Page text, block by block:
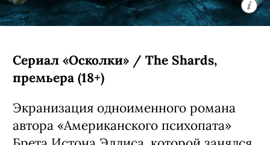
Сериал «Осколки» / The Shards,
премьера (18+)
Экранизация одноименного романа
автора «Американского психопата»